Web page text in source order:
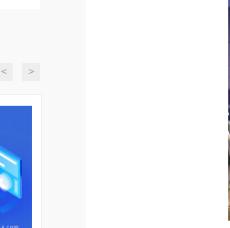
< >